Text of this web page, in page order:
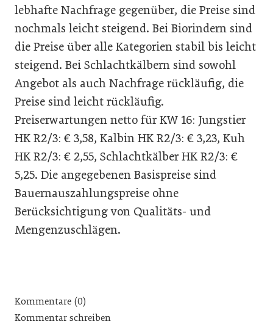
lebhafte Nachfrage gegenüber, die Preise sind
nochmals leicht steigend. Bei Biorindern sind
die Preise über alle Kategorien stabil bis leicht
steigend. Bei Schlachtkälbern sind sowohl
Angebot als auch Nachfrage rückläufig, die
Preise sind leicht rückläufig.
Preiserwartungen netto für KW 16: Jungstier
HK R2/3: € 3,58, Kalbin HK R2/3: € 3,23, Kuh
HK R2/3: € 2,55, Schlachtkälber HK R2/3: €
5,25. Die angegebenen Basispreise sind
Bauernauszahlungspreise ohne
Berücksichtigung von Qualitäts- und
Mengenzuschlägen.
Kommentare (0)
Kommentar schreiben